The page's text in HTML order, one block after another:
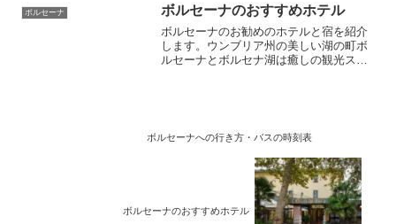
ボルセーナ ボルセーナのおすすめホテル
ボルセーナのお勧めのホテルと宿を紹介
します。ウンブリア州の美しい湖の町ボ
ルセーナとボルセナ湖は癒しの観光スポ
の人にお勧めです。
ボルセーナへの行き方・バスの時刻表
ボルセーナのおすすめホテル